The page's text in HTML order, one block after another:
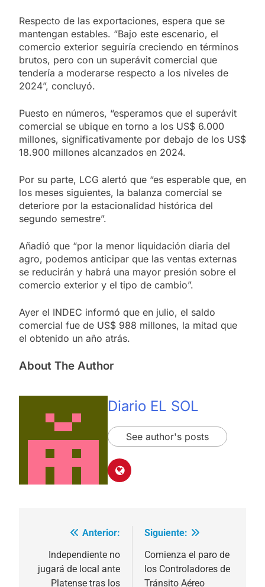
Respecto de las exportaciones, espera que se
mantengan estables. “Bajo este escenario, el
comercio exterior seguiría creciendo en términos
brutos, pero con un superávit comercial que
tendería a moderarse respecto a los niveles de
2024”, concluyó.
Puesto en números, “esperamos que el superávit
comercial se ubique en torno a los US$ 6.000
millones, significativamente por debajo de los US$
18.900 millones alcanzados en 2024.
Por su parte, LCG alertó que “es esperable que, en
los meses siguientes, la balanza comercial se
deteriore por la estacionalidad histórica del
segundo semestre”.
Añadió que “por la menor liquidación diaria del
agro, podemos anticipar que las ventas externas
se reducirán y habrá una mayor presión sobre el
comercio exterior y el tipo de cambio”.
Ayer el INDEC informó que en julio, el saldo
comercial fue de US$ 988 millones, la mitad que
el obtenido un año atrás.
About The Author
Diario EL SOL
See author's posts
Navegación
entradas
Anterior:
Independiente no
jugará de local ante
Platense tras los
Siguiente:
Comienza el paro de
los Controladores de
Tránsito Aéreo